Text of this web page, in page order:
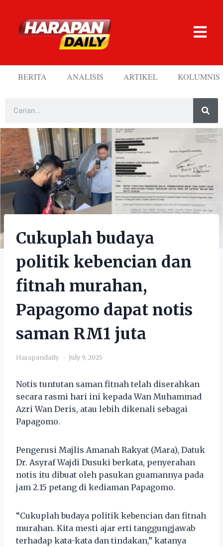
BERITA ANALISIS ARTIKEL KOLUMNIS
Cukuplah budaya
politik kebencian dan
fitnah murahan,
Papagomo dapat notis
saman RM1 juta
Harapandaily July 9, 2025
Notis tuntutan saman fitnah telah diserahkan
secara rasmi hari ini kepada Wan Muhammad
Azri Wan Deris, atau lebih dikenali sebagai
Papagomo.
Pengerusi Majlis Amanah Rakyat (Mara), Datuk
Dr. Asyraf Wajdi Dusuki berkata, penyerahan
notis itu dibuat oleh pasukan guamannya pada
jam 2.15 petang di kediaman Papagomo.
“Cukuplah budaya politik kebencian dan fitnah
murahan. Kita mesti ajar erti tanggungjawab
terhadap kata-kata dan tindakan,” katanya